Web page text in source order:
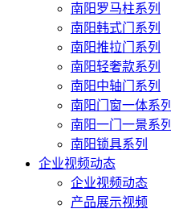
南阳罗马柱系列
南阳韩式门系列
南阳推拉门系列
南阳轻奢款系列
南阳中轴门系列
南阳门窗一体系列
南阳一门一景系列
南阳锁具系列
企业视频动态
企业视频动态
产品展示视频